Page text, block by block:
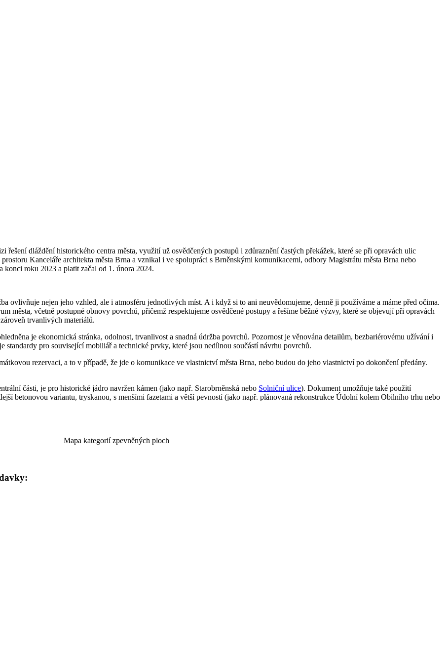
dláždění historického centra města, využití už osvědčených postupů i zdůraznění častých překážek, které se při opravách ulic
Kanceláře architekta města Brna a vznikal i ve spolupráci s Brněnskými komunikacemi, odbory Magistrátu města Brna nebo
konci roku 2023 a platit začal od 1. února 2024.
ovlivňuje nejen jeho vzhled, ale i atmosféru jednotlivých míst. A i když si to ani neuvědomujeme, denně ji používáme a máme před očima.
města, včetně postupné obnovy povrchů, přičemž respektujeme osvědčené postupy a řešíme běžné výzvy, které se objevují při opravách
trvanlivých materiálů.
je ekonomická stránka, odolnost, trvanlivost a snadná údržba povrchů. Pozornost je věnována detailům, bezbariérovému užívání i
standardy pro související mobiliář a technické prvky, které jsou nedílnou součástí návrhu povrchů.
rezervaci, a to v případě, že jde o komunikace ve vlastnictví města Brna, nebo budou do jeho vlastnictví po dokončení předány.
části, je pro historické jádro navržen kámen (jako např. Starobrněnská nebo Solniční ulice). Dokument umožňuje také použití
betonovou variantu, tryskanou, s menšími fazetami a větší pevností (jako např. plánovaná rekonstrukce Údolní kolem Obilního trhu nebo
Mapa kategorií zpevněných ploch